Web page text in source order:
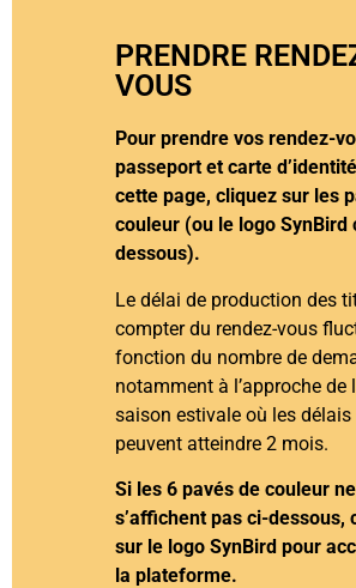
PRENDRE
VOUS
Pour prendre vos rendez-
passeport et carte
cette page, cliquez sur les
couleur (ou le logo SynBird
dessous).
Le délai de production des
compter du rendez-vous
fonction du nombre de
notamment à l’approche de
saison estivale où les délais
peuvent atteindre 2 mois.
Si les 6 pavés de couleur ne
s’affichent pas ci-dessous,
sur le logo SynBird pour
la plateforme.